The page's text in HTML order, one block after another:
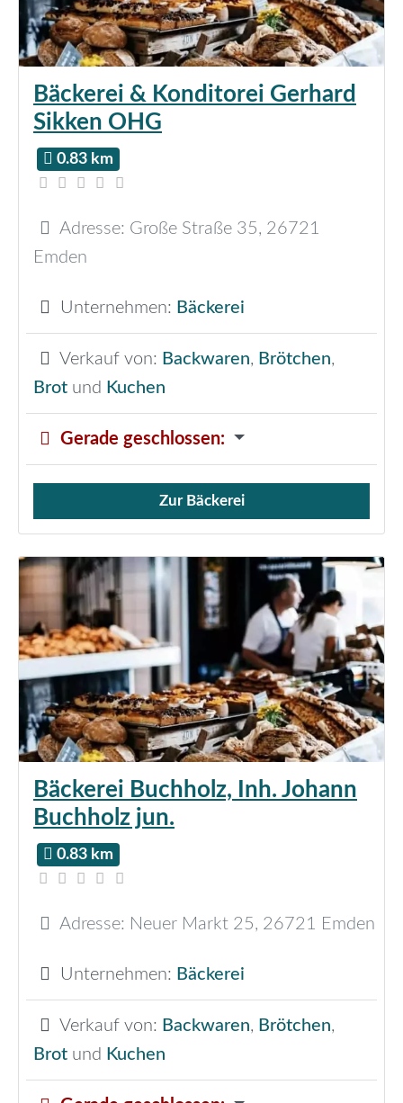
Bäckerei & Konditorei Gerhard
Sikken OHG
0.83 km
Adresse: Große Straße 35, 26721
Emden
Unternehmen: Bäckerei
Verkauf von: Backwaren, Brötchen,
Brot und Kuchen
Gerade geschlossen:
Verkauf von Brötchen,
Zur Bäckerei
Bäckerei Buchholz, Inh. Johann
Buchholz jun.
0.83 km
Adresse: Neuer Markt 25, 26721 Emden
Unternehmen: Bäckerei
Verkauf von: Backwaren, Brötchen,
Brot und Kuchen